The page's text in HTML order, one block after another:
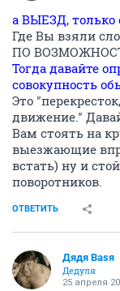
а ВЫЕЗД, только
Где Вы взяли
ПО
Тогда давайте
совокупность
Это
движение."
Вам стоять на
выезжающие
встать) ну и
поворотников.
ОТВЕТИТЬ
Дядя Ваsя
Дедуля
25 апреля